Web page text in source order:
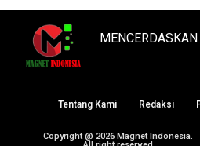
MENCERDASKAN
Tentang Kami Redaksi
Copyright @ 2026 Magnet Indonesia.